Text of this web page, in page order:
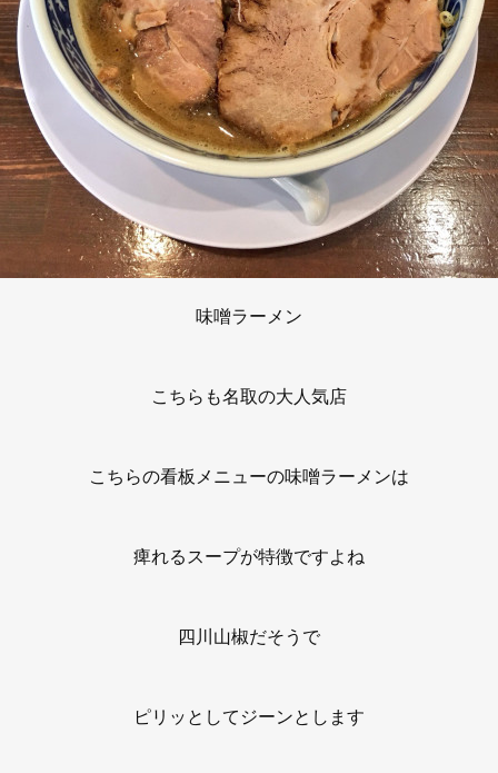
味噌ラーメン
こちらも名取の大人気店
こちらの看板メニューの味噌ラーメンは
痺れるスープが特徴ですよね
四川山椒だそうで
ピリッとしてジーンとします